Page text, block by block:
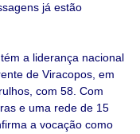
já estão
a liderança nacional
de Viracopos, em
com 58. Com
e uma rede de 15
a vocação como